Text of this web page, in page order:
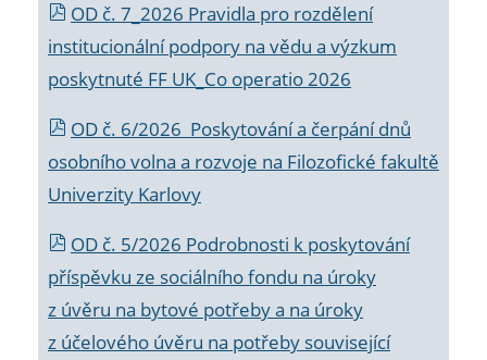
OD č. 7_2026 Pravidla pro rozdělení
institucionální podpory na vědu a výzkum
poskytnuté FF UK_Co operatio 2026
OD č. 6/2026 Poskytování a čerpání dnů
osobního volna a rozvoje na Filozofické fakultě
Univerzity Karlovy
OD č. 5/2026 Podrobnosti k poskytování
příspěvku ze sociálního fondu na úroky
z úvěru na bytové potřeby a na úroky
z účelového úvěru na potřeby související